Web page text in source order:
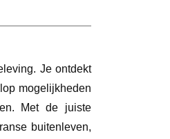
Je ontdekt
mogelijkheden
Met de juiste
buitenleven,